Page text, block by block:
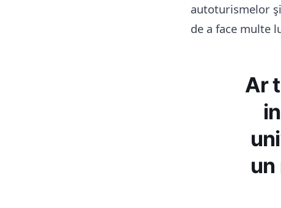
autoturismelor
de a face multe
Ar